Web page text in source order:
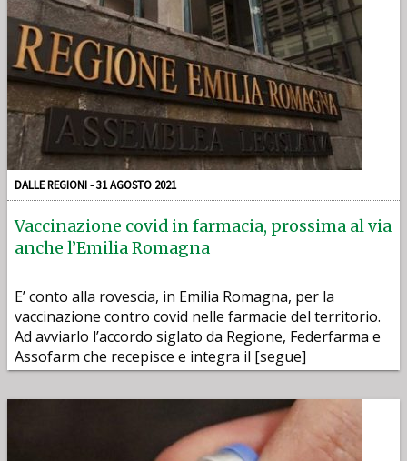
DALLE REGIONI - 31 AGOSTO 2021
Vaccinazione covid in farmacia, prossima al via
anche l’Emilia Romagna
E’ conto alla rovescia, in Emilia Romagna, per la
vaccinazione contro covid nelle farmacie del territorio.
Ad avviarlo l’accordo siglato da Regione, Federfarma e
Assofarm che recepisce e integra il [segue]